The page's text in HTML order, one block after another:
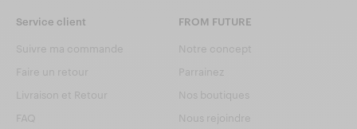
Service client
Suivre ma commande
Faire un retour
Livraison et Retour
FAQ
FROM FUTURE
Notre concept
Parrainez
Nos boutiques
Nous rejoindre